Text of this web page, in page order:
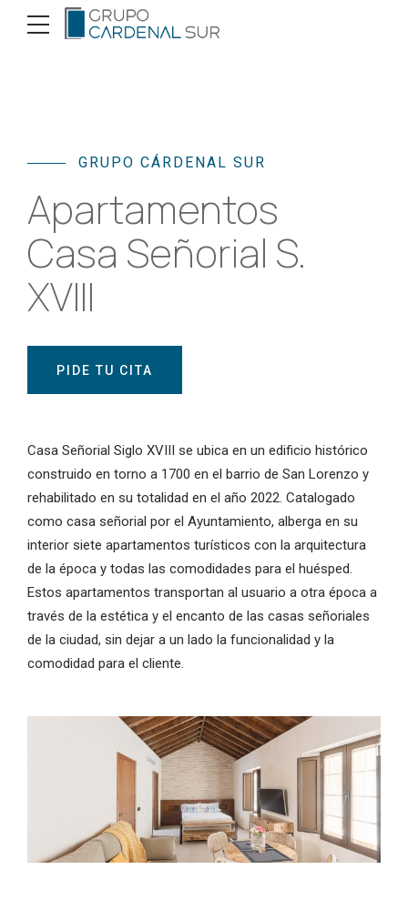
GRUPO CÁRDENAL SUR
Apartamentos
Casa Señorial S.
XVIII
PIDE TU CITA
Casa Señorial Siglo XVIII se ubica en un edificio histórico
construido en torno a 1700 en el barrio de San Lorenzo y
rehabilitado en su totalidad en el año 2022. Catalogado
como casa señorial por el Ayuntamiento, alberga en su
interior siete apartamentos turísticos con la arquitectura
de la época y todas las comodidades para el huésped.
Estos apartamentos transportan al usuario a otra época a
través de la estética y el encanto de las casas señoriales
de la ciudad, sin dejar a un lado la funcionalidad y la
comodidad para el cliente.